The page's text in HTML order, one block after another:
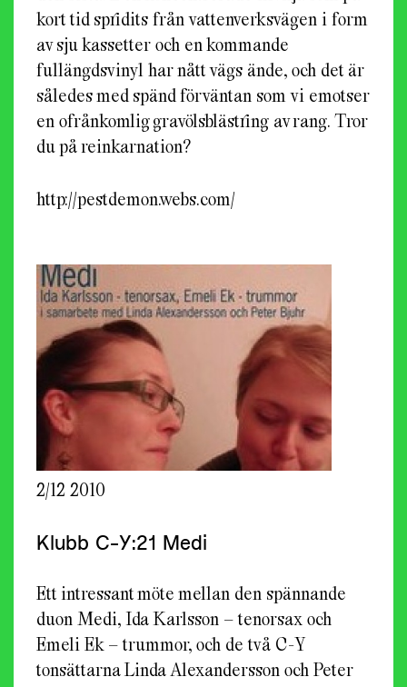
kort tid spridits från vattenverksvägen i form
av sju kassetter och en kommande
fullängdsvinyl har nått vägs ände, och det är
således med spänd förväntan som vi emotser
en ofrånkomlig gravölsblästring av rang. Tror
du på reinkarnation?
http://pestdemon.webs.com/
2/12 2010
Klubb C-Y:21 Medi
Ett intressant möte mellan den spännande
duon Medi, Ida Karlsson – tenorsax och
Emeli Ek – trummor, och de två C-Y
tonsättarna Linda Alexandersson och Peter